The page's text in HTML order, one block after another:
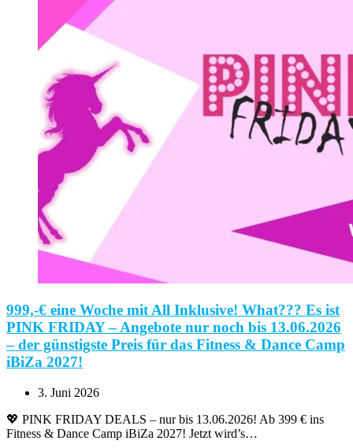
999,-€ eine Woche mit All Inklusive! What??? Es ist
PINK FRIDAY – Angebote nur noch bis 13.06.2026
– der günstigste Preis für das Fitness & Dance Camp
iBiZa 2027!
3. Juni 2026
💖 PINK FRIDAY DEALS – nur bis 13.06.2026! Ab 399 € ins
Fitness & Dance Camp iBiZa 2027! Jetzt wird’s…